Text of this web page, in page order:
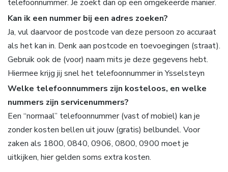
telefoonnummer. Je zoekt dan op een omgekeerde manier.
Kan ik een nummer bij een adres zoeken?
Ja, vul daarvoor de postcode van deze persoon zo accuraat
als het kan in. Denk aan postcode en toevoegingen (straat).
Gebruik ook de (voor) naam mits je deze gegevens hebt.
Hiermee krijg jij snel het telefoonnummer in Ysselsteyn
Welke telefoonnummers zijn kosteloos, en welke
nummers zijn servicenummers?
Een “normaal” telefoonnummer (vast of mobiel) kan je
zonder kosten bellen uit jouw (gratis) belbundel. Voor
zaken als 1800, 0840, 0906, 0800, 0900 moet je
uitkijken, hier gelden soms extra kosten.